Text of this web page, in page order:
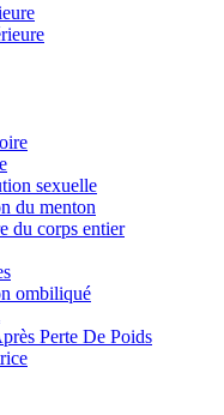
sexuelle
du menton
du corps entier
ombiliqué
Perte De Poids